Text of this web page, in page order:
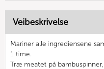
Veibeskrivelse
Mariner alle ingrediensene
1 time.
Træ meatet på